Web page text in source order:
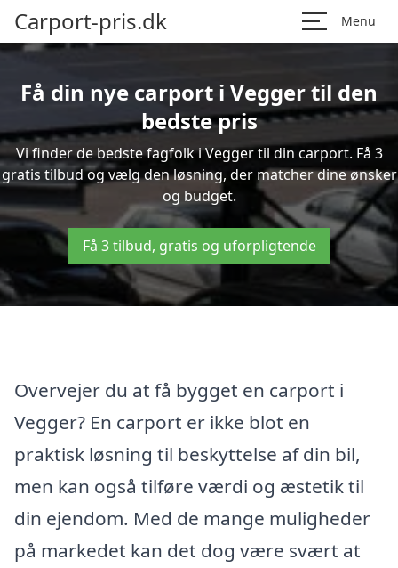
Carport-pris.dk Menu
Få din nye carport i Vegger til den
bedste pris
Vi finder de bedste fagfolk i Vegger til din carport. Få 3
gratis tilbud og vælg den løsning, der matcher dine ønsker
og budget.
Få 3 tilbud, gratis og uforpligtende
Overvejer du at få bygget en carport i
Vegger? En carport er ikke blot en
praktisk løsning til beskyttelse af din bil,
men kan også tilføre værdi og æstetik til
din ejendom. Med de mange muligheder
på markedet kan det dog være svært at